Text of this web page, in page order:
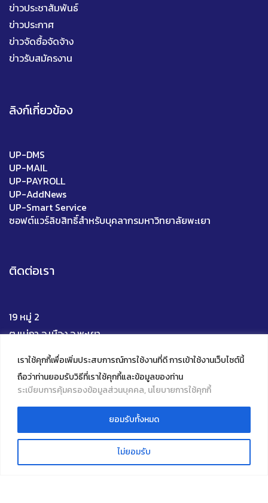
เราใช้คุกกี้เพื่อเพิ่มประสบการณ์การใช้งานที่ดี การเข้าใช้งานเว็บไซต์นี้
ถือว่าท่านยอมรับวิธีที่เราใช้คุกกี้และข้อมูลของท่าน
ระเบียบการคุ้มครองข้อมูลส่วนบุคคล, นโยบายการใช้คุกกี้
ไม่ยอมรับ
ยอมรับทั้งหมด
ข่าวประชาสัมพันธ์
ข่าวประกาศ
ข่าวจัดซื้อจัดจ้าง
ข่าวรับสมัครงาน
ลิงก์เกี่ยวข้อง
UP-DMS
UP-MAIL
UP-PAYROLL
UP-AddNews
UP-Smart Service
ซอฟต์แวร์ลิขสิทธิ์สำหรับบุคลากรมหาวิทยาลัยพะเยา
ติดต่อเรา
19 หมู่ 2
ต.แม่กา อ.เมือง จ.พะเยา
โทร 0 5446 6705
Mail : upili@up.ac.th
Facebook
YouTube
Instagram
TikTok
Live Chat